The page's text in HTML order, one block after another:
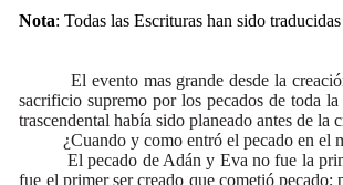
Nota: Todas las Escrituras han sido
El evento mas grande desde la creación
sacrificio supremo por los pecados de toda
trascendental había sido planeado antes de
¿Cuando y como entró el pecado en el
El pecado de Adán y Eva no fue la
fue el primer ser creado que cometió